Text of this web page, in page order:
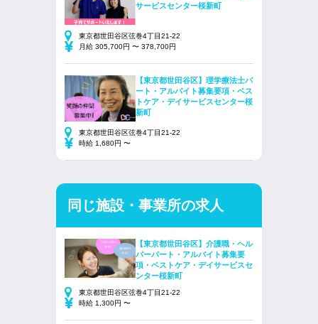
サービスセンター桜新町
東京都世田谷区弦巻4丁目21-22
月給 305,700円 〜 378,700円
【東京都世田谷区】理学療法士パ
ート・アルバイト募集要項・ベス
トケア・デイサービスセンター桜
新町
東京都世田谷区弦巻4丁目21-22
時給 1,680円 〜
同じ施設・事業所の求人
【東京都世田谷区】介護職・ヘル
パーパート・アルバイト募集要
項・ベストケア・デイサービスセ
ンター桜新町
東京都世田谷区弦巻4丁目21-22
時給 1,300円 〜